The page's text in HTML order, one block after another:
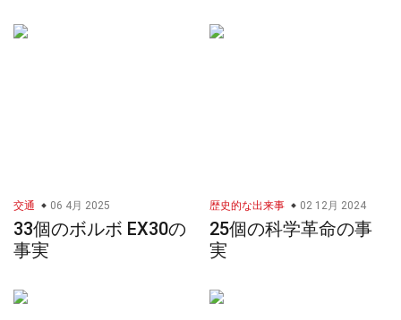
交通 06 4月 2025
33個のボルボ EX30の
事実
歴史的な出来事 02 12月 2024
25個の科学革命の事
実